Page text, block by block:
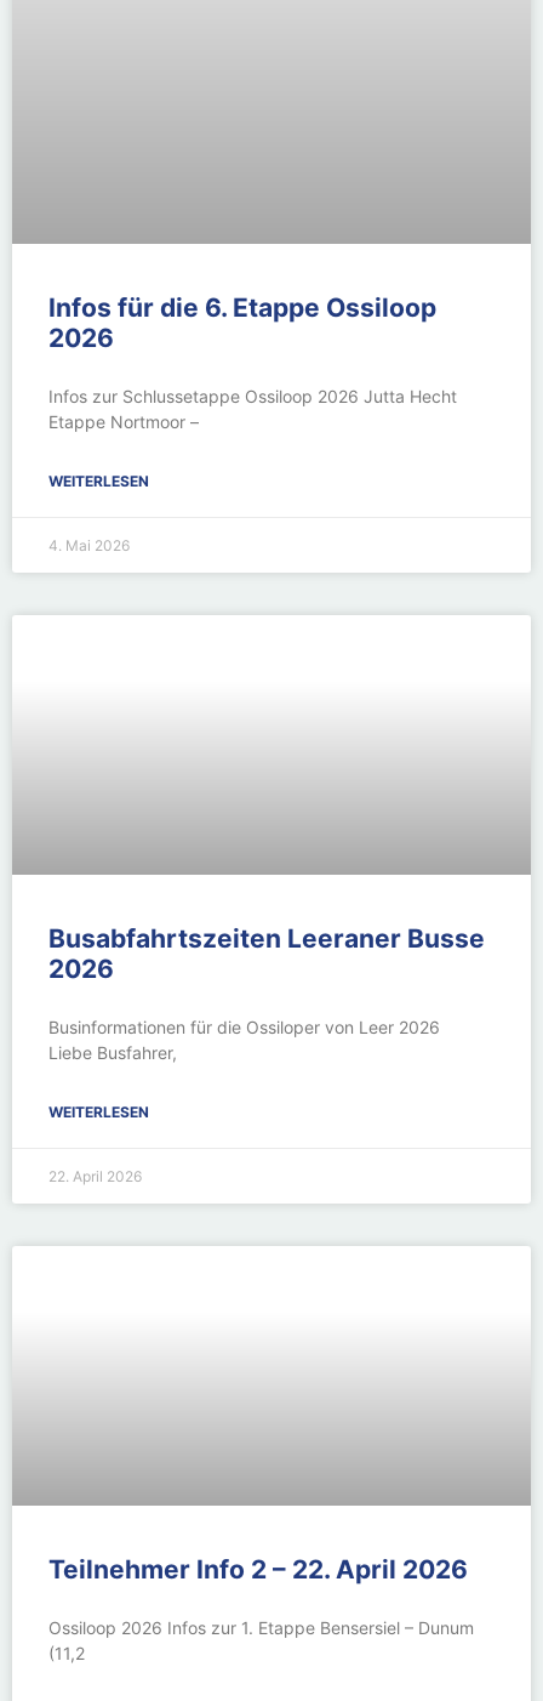
Infos für die 6. Etappe Ossiloop
2026
Infos zur Schlussetappe Ossiloop 2026 Jutta Hecht
Etappe Nortmoor –
WEITERLESEN
4. Mai 2026
Busabfahrtszeiten Leeraner Busse
2026
Businformationen für die Ossiloper von Leer 2026
Liebe Busfahrer,
WEITERLESEN
22. April 2026
Teilnehmer Info 2 – 22. April 2026
Ossiloop 2026 Infos zur 1. Etappe Bensersiel – Dunum
(11,2